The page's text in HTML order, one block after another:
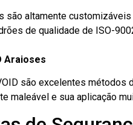
são altamente
de qualidade de ISO-
Araioses
são excelentes métodos
maleável e sua aplicação